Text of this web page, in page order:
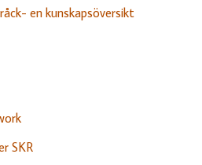
en kunskapsöversikt
SKR